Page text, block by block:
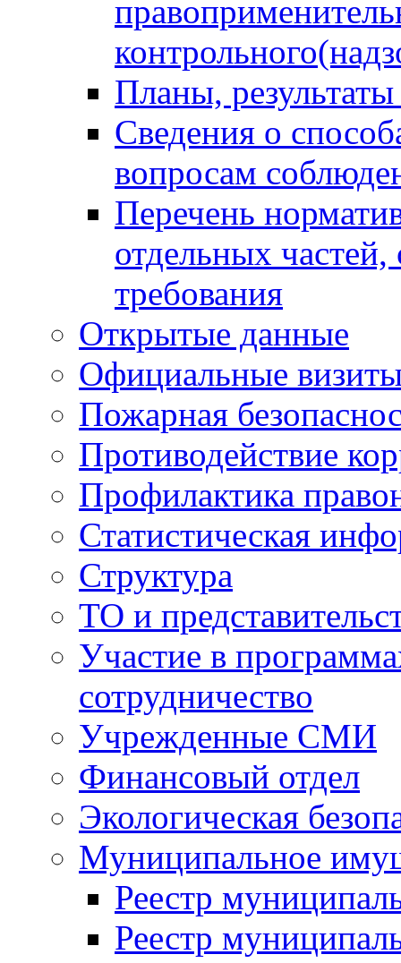
Планы,
Сведения о
вопросам
Перечень
отдельных
требования
Открытые данные
Официальные
Пожарная
Противодействие
Профилактика
Статистическая
Структура
ТО и
Участие в
сотрудничество
Учрежденные СМИ
Финансовый отдел
Экологическая
Муниципальное
Реестр
Реестр